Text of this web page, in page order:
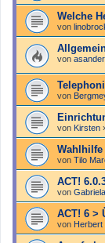
Welche
von
von asander
von
von Kirsten
von Tilo
ACT!
von Gabriela
ACT! 6 >
von Herbert